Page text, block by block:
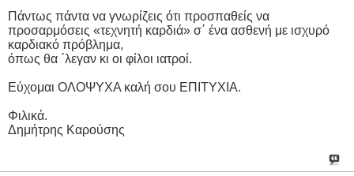
Πάντως πάντα να γνωρίζεις ότι προσπαθείς να
προσαρμόσεις «τεχνητή καρδιά» σ΄ ένα ασθενή με ισχυρό
καρδιακό πρόβλημα,
όπως θα ΄λεγαν κι οι φίλοι ιατροί.
Εύχομαι ΟΛΟΨΥΧΑ καλή σου ΕΠΙΤΥΧΙΑ.
Φιλικά.
Δημήτρης Καρούσης